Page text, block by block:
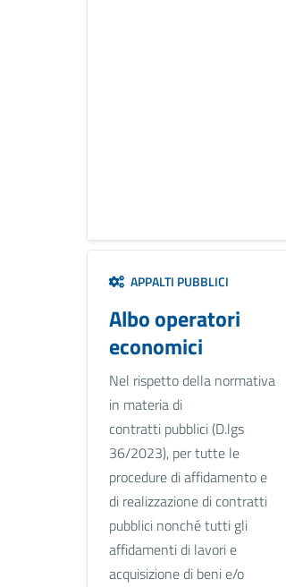
APPALTI PUBBLICI
Albo operatori
economici
Nel rispetto della normativa
in materia di
contratti pubblici (D.lgs
36/2023), per tutte le
procedure di affidamento e
di realizzazione di contratti
pubblici nonché tutti gli
affidamenti di lavori e
acquisizione di beni e/o